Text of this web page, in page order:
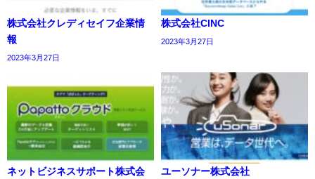
株式会社クレディセイフ企業情
報
2023年3月27日
株式会社CINC
2023年3月27日
ネットビジネスサポート株式会
ユーソナー株式会社